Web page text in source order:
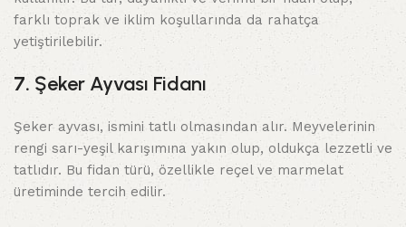
farklı toprak ve iklim koşullarında da rahatça
yetiştirilebilir.
7. Şeker Ayvası Fidanı
Şeker ayvası, ismini tatlı olmasından alır. Meyvelerinin
rengi sarı-yeşil karışımına yakın olup, oldukça lezzetli ve
tatlıdır. Bu fidan türü, özellikle reçel ve marmelat
üretiminde tercih edilir.